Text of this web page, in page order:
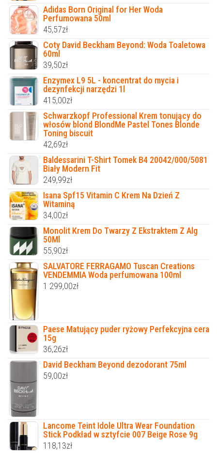
Adidas Born Original for Her Woda
Perfumowana 50ml
45,57zł
Coty David Beckham Beyond: Woda Toaletowa
60ml
39,50zł
Enzymex L9 5L - koncentrat do mycia i
dezynfekcji narzędzi 1l
415,00zł
Schwarzkopf Professional Krem tonujący do
włosów blond BlondMe Pastel Tones Blonde
Toning biscuit
42,69zł
Baldessarini T-Shirt Tomek B4 20042/000/5081
Biały Modern Fit
249,99zł
Isana Spf15 Vitamin C Krem Na Dzień Z
Witaminą
34,00zł
Monolit Krem Do Twarzy Z Ekstraktem Z Alg
50Ml
55,90zł
SALVATORE FERRAGAMO Tuscan Creations
VENDEMMIA Woda perfumowana 100ml
1 299,00zł
Paese Matujący puder ryżowy Perfekcyjna cera
15g
36,26zł
David Beckham Beyond dezodorant 75ml
59,00zł
Lancome Teint Idole Ultra Wear Foundation
Stick Podkład w sztyfcie 007 Beige Rose 9g
118,13zł